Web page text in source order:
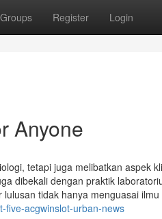
Groups Register Login
Anyone
tetapi juga melibatkan aspek
dibekali dengan praktik
tidak hanya menguasai ilmu
five-acgwinslot-urban-news